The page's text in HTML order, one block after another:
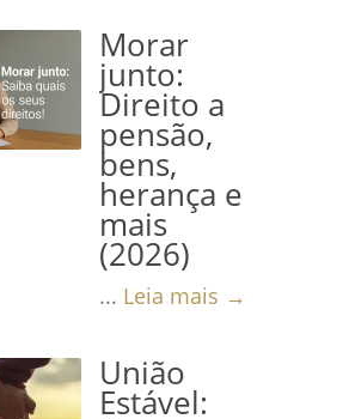
Morar
junto:
Direito a
pensão,
bens,
herança e
mais
(2026)
... Leia mais →
União
Estável: